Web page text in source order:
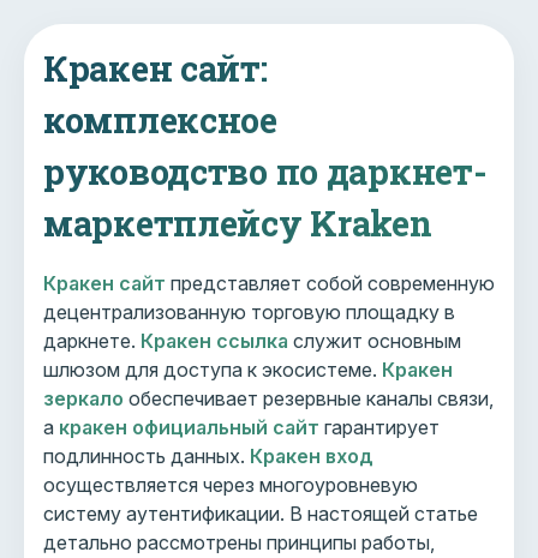
Кракен сайт:
комплексное
руководство по даркнет-
маркетплейсу Kraken
Кракен сайт представляет собой современную
децентрализованную торговую площадку в
даркнете. Кракен ссылка служит основным
шлюзом для доступа к экосистеме. Кракен
зеркало обеспечивает резервные каналы связи,
а кракен официальный сайт гарантирует
подлинность данных. Кракен вход
осуществляется через многоуровневую
систему аутентификации. В настоящей статье
детально рассмотрены принципы работы,